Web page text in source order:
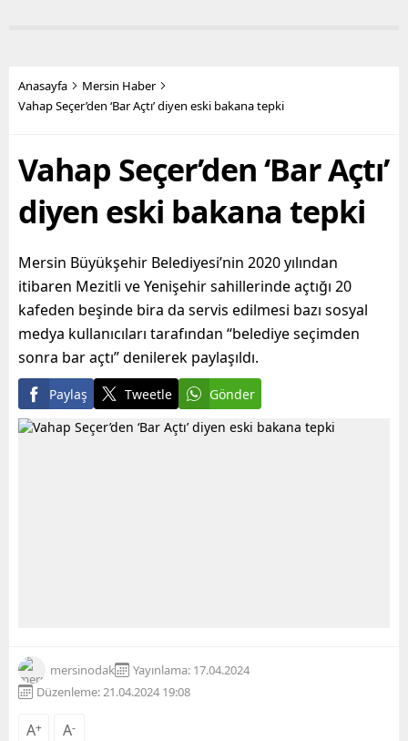
Başkanı Vahap Seçer’in
öncülüğünde hayata
manevi olarak nefes
alabilmesine destek
olmayı hedefleyen
Büyükşehir...
ekipleri, son olarak Bahçe
katlı iki ayrı metruk
yapının...
Anasayfa
Mersin Haber
Vahap Seçer’den ‘Bar Açtı’ diyen eski bakana tepki
Vahap Seçer’den ‘Bar Açtı’
diyen eski bakana tepki
Mersin Büyükşehir Belediyesi’nin 2020 yılından
itibaren Mezitli ve Yenişehir sahillerinde açtığı 20
kafeden beşinde bira da servis edilmesi bazı sosyal
medya kullanıcıları tarafından “belediye seçimden
sonra bar açtı” denilerek paylaşıldı.
Paylaş Tweetle Gönder
mersinodak
Yayınlama: 17.04.2024
Düzenleme: 21.04.2024 19:08
A+ A-